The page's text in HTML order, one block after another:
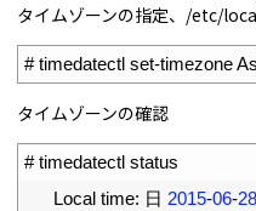
タイムゾーンの指定、/etc/
# timedatectl set-timezone
タイムゾーンの確認
# timedatectl status
Local time: 日 2015-06-28